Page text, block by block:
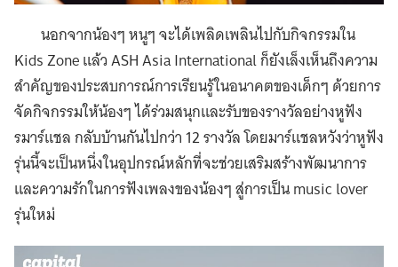
นอกจากน้องๆ หนูๆ จะได้เพลิดเพลินไปกับกิจกรรมใน
Kids Zone แล้ว ASH Asia International ก็ยังเล็งเห็นถึงความ
สำคัญของประสบการณ์การเรียนรู้ในอนาคตของเด็กๆ ด้วยการ
จัดกิจกรรมให้น้องๆ ได้ร่วมสนุกและรับของรางวัลอย่างหูฟัง
รมาร์เเชล กลับบ้านกันไปกว่า 12 รางวัล โดยมาร์แชลหวังว่าหูฟัง
รุ่นนี้จะเป็นหนึ่งในอุปกรณ์หลักที่จะช่วยเสริมสร้างพัฒนาการ
และความรักในการฟังเพลงของน้องๆ สู่การเป็น music lover
รุ่นใหม่